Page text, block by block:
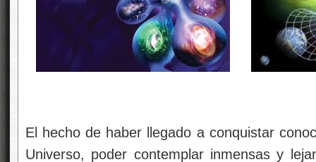
El hecho de haber llegado a conquistar
Universo, poder contemplar inmensas y